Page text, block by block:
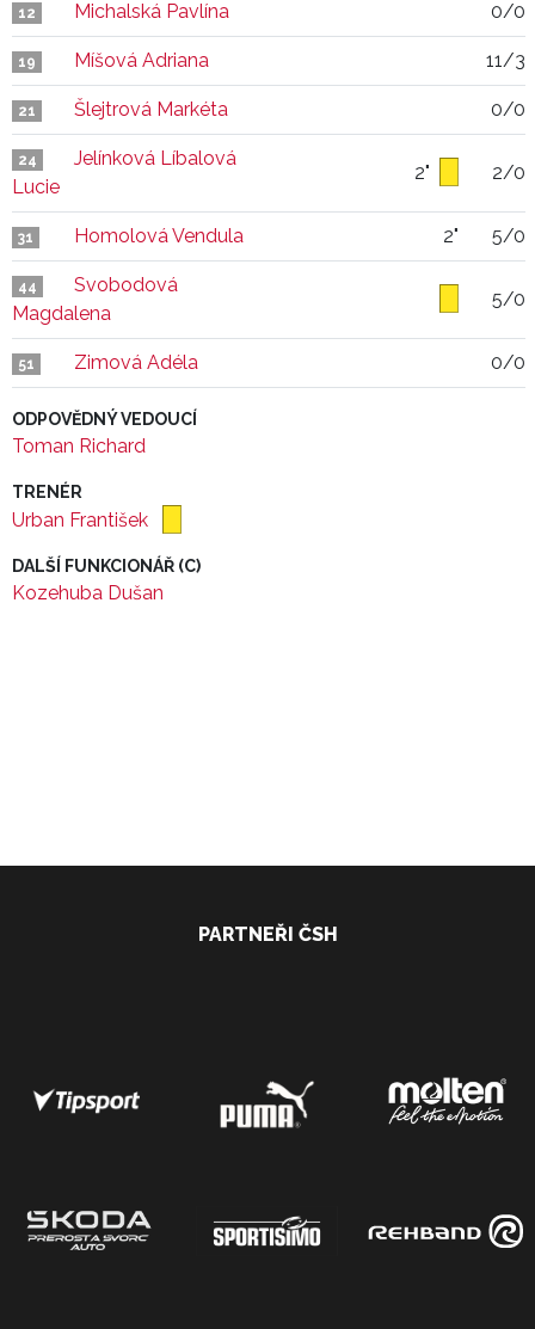
12 Michalská Pavlína 0/0
19 Míšová Adriana 11/3
21 Šlejtrová Markéta 0/0
24
Jelínková Líbalová
Lucie
2" 2/0
31 Homolová Vendula 2" 5/0
44
Svobodová
Magdalena
5/0
51 Zimová Adéla 0/0
ODPOVĚDNÝ VEDOUCÍ
Toman Richard
TRENÉR
Urban František
DALŠÍ FUNKCIONÁŘ (C)
Kozehuba Dušan
PARTNEŘI ČSH